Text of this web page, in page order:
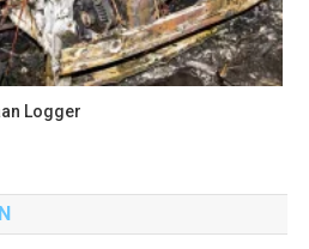
Logger